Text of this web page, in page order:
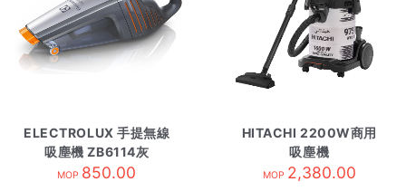
ELECTROLUX 手提無線
吸塵機 ZB6114灰
MOP 850.00
HITACHI 2200W商用
吸塵機
CV975PWBKGCM 銀
MOP 2,380.00